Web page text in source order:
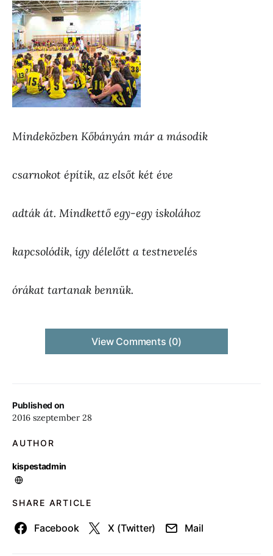
Published on
2016 szeptember 28
AUTHOR
kispestadmin
SHARE ARTICLE
Facebook X (Twitter) Mail
Mindeközben Kőbányán már a második
csarnokot építik, az elsőt két éve
adták át. Mindkettő egy-egy iskolához
kapcsolódik, így délelőtt a testnevelés
órákat tartanak bennük.
View Comments (0)